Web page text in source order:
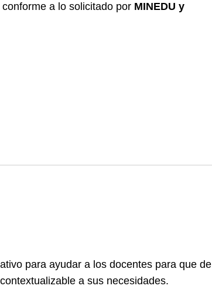
conforme a lo solicitado por MINEDU y
para ayudar a los docentes para que de
a sus necesidades.